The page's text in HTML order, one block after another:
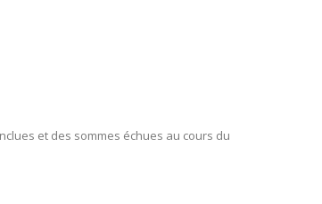
et des sommes échues au cours du